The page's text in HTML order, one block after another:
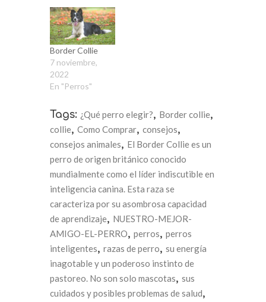
Border Collie
7 noviembre,
2022
En "Perros"
Tags: ¿Qué perro elegir?, Border collie,
collie, Como Comprar, consejos,
consejos animales, El Border Collie es un
perro de origen británico conocido
mundialmente como el líder indiscutible en
inteligencia canina. Esta raza se
caracteriza por su asombrosa capacidad
de aprendizaje, NUESTRO-MEJOR-
AMIGO-EL-PERRO, perros, perros
inteligentes, razas de perro, su energía
inagotable y un poderoso instinto de
pastoreo. No son solo mascotas, sus
cuidados y posibles problemas de salud,